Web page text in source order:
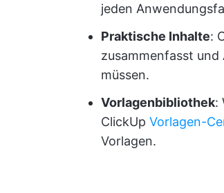
jeden
Praktische Inhalte:
zusammenfasst
müssen.
Vorlagenbibliothek:
ClickUp Vorlagen-
Vorlagen.